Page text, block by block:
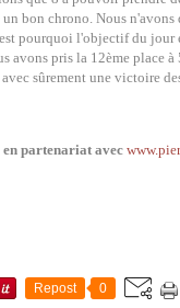
bon chrono. Nous
pourquoi l'objectif du jour
avons pris la 12ème place à
sûrement une victoire
en partenariat avec
Repost 0